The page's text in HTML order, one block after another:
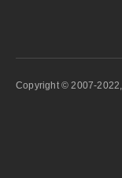
Copyright © 2007-2022,